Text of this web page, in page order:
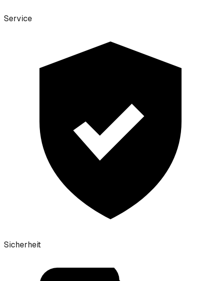
Service
Sicherheit